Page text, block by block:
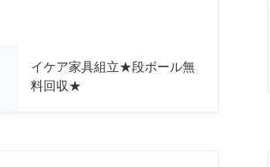
イケア家具組立★段ボール無
料回収★